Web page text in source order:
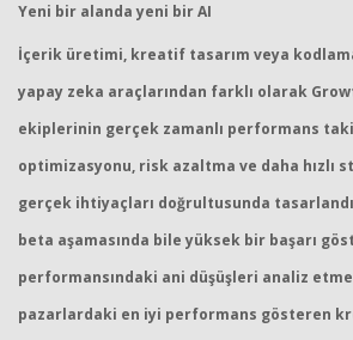
Yeni bir alanda yeni bir AI
İçerik üretimi, kreatif tasarım veya
yapay zeka araçlarından farklı olarak
ekiplerinin gerçek zamanlı performans
optimizasyonu, risk azaltma ve daha hızlı
gerçek ihtiyaçları doğrultusunda
beta aşamasında bile yüksek bir başarı
performansındaki ani düşüşleri analiz
pazarlardaki en iyi performans gösteren